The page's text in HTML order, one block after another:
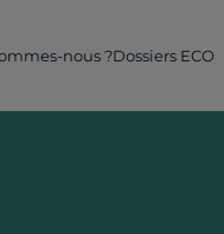
nous ?Dossiers ECO